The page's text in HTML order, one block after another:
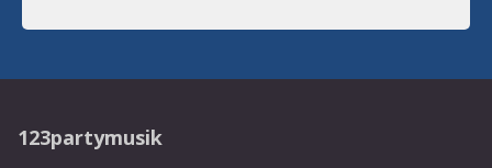
123partymusik